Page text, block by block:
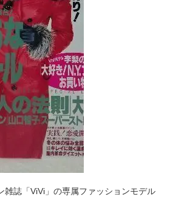
雑誌「ViVi」の専属ファッションモデル